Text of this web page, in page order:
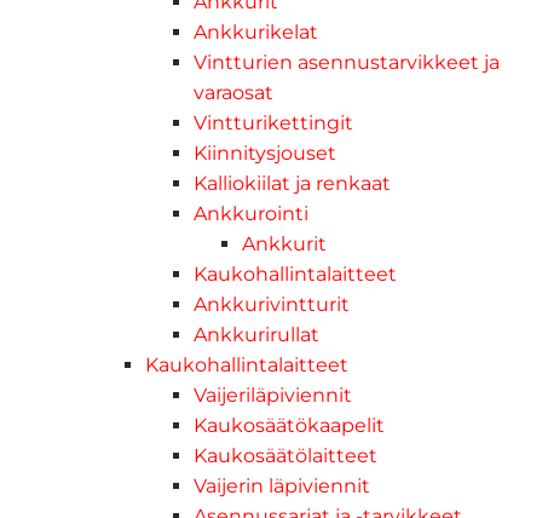
Ankkurikelat
Vintturien asennustarvikkeet ja
varaosat
Vintturikettingit
Kiinnitysjouset
Kalliokiilat ja renkaat
Ankkurointi
Ankkurit
Kaukohallintalaitteet
Ankkurivintturit
Ankkurirullat
Kaukohallintalaitteet
Vaijeriläpiviennit
Kaukosäätökaapelit
Kaukosäätölaitteet
Vaijerin läpiviennit